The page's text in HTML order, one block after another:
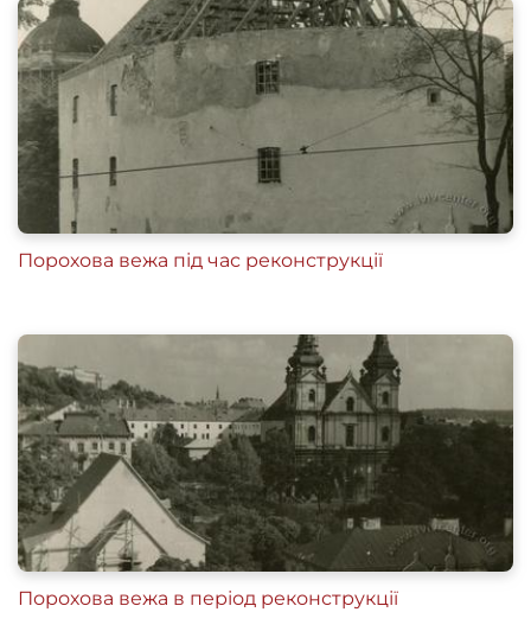
Порохова вежа під час реконструкції
Порохова вежа в період реконструкції